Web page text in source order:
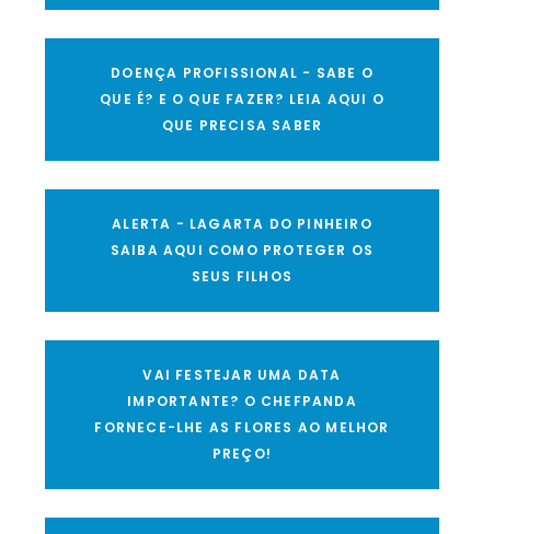
DOENÇA PROFISSIONAL - SABE O
QUE É? E O QUE FAZER? LEIA AQUI O
QUE PRECISA SABER
ALERTA - LAGARTA DO PINHEIRO
SAIBA AQUI COMO PROTEGER OS
SEUS FILHOS
VAI FESTEJAR UMA DATA
IMPORTANTE? O CHEFPANDA
FORNECE-LHE AS FLORES AO MELHOR
PREÇO!